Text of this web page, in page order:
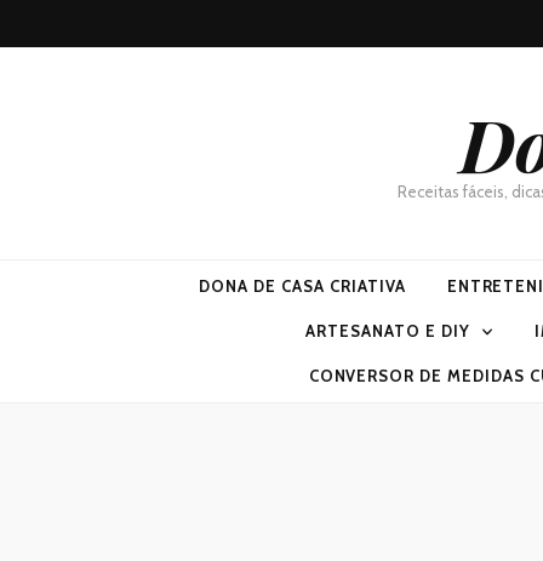
Receitas fáceis,
DONA DE CASA CRIATIVA
ARTESANATO E DIY
CONVERSOR DE MEDIDAS